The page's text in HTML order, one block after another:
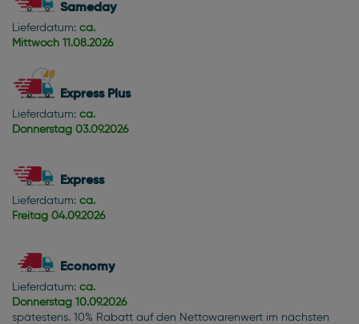
Sameday
Lieferdatum: ca.
Mittwoch 11.08.2026
Express Plus
Lieferdatum: ca.
Donnerstag 03.09.2026
Express
Lieferdatum: ca.
Freitag 04.09.2026
Economy
Lieferdatum: ca.
Donnerstag 10.09.2026
spätestens. 10% Rabatt auf den Nettowarenwert im nächsten